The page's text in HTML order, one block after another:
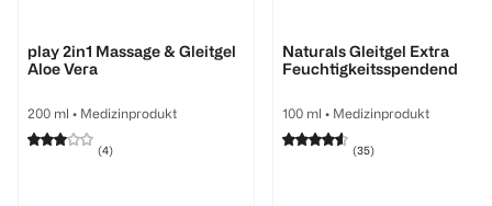
play 2in1 Massage & Gleitgel
Aloe Vera
200 ml • Medizinprodukt
(4)
Naturals Gleitgel Extra
Feuchtigkeitsspendend
100 ml • Medizinprodukt
(35)